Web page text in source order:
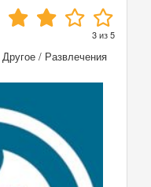
3из5
Другое / Развлечения